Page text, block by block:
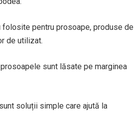
pentru prosoape, produse de
de utilizat.
sunt lăsate pe marginea
soluții simple care ajută la